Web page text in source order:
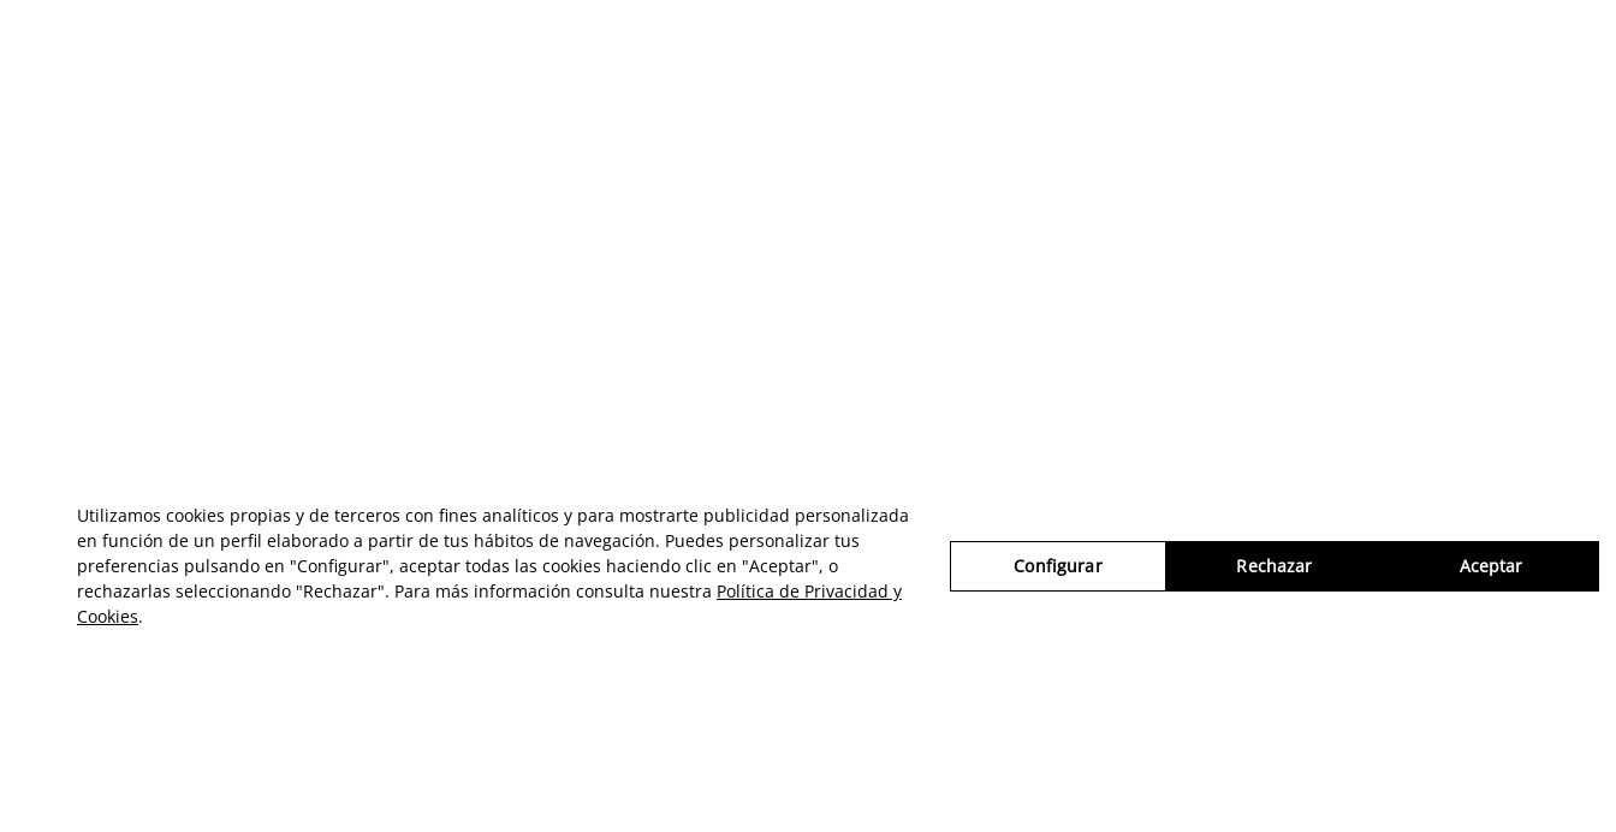
Utilizamos cookies propias y de terceros con fines analíticos y para mostrarte publicidad personalizada
en función de un perfil elaborado a partir de tus hábitos de navegación. Puedes personalizar tus
preferencias pulsando en "Configurar", aceptar todas las cookies haciendo clic en "Aceptar", o
rechazarlas seleccionando "Rechazar". Para más información consulta nuestra Política de Privacidad y
Cookies.
Configurar Rechazar Aceptar